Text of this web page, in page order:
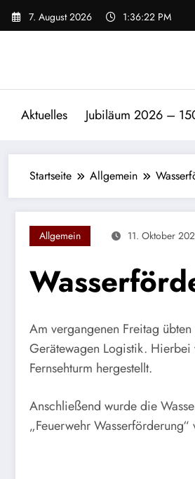
Zum
Inhalt
7. August 2026 1:36:22 PM
Aktuelles Jubiläum 2026 –
Startseite Allgemein
Allgemein 11. Oktober
Am vergangenen Freitag
Gerätewagen Logistik.
Fernsehturm hergestellt.
Anschließend wurde die
„Feuerwehr